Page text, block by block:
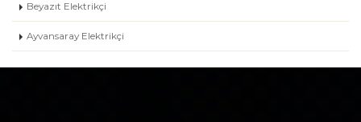
Beyazıt Elektrikçi
Ayvansaray Elektrikçi